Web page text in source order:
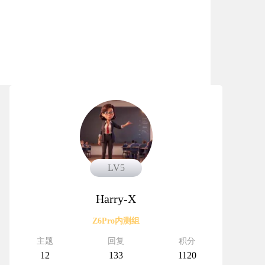
LV5
Harry-X
Z6Pro内测组
主题
12
回复
133
积分
1120